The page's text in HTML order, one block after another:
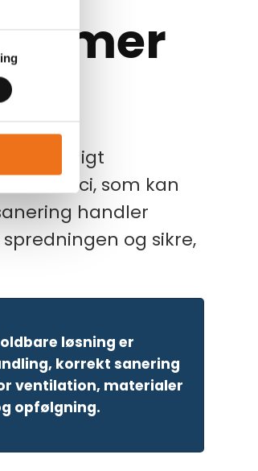
et alvorligt
som kan
handler
og sikre,
løsning er
korrekt sanering
ventilation, materialer
opfølgning.